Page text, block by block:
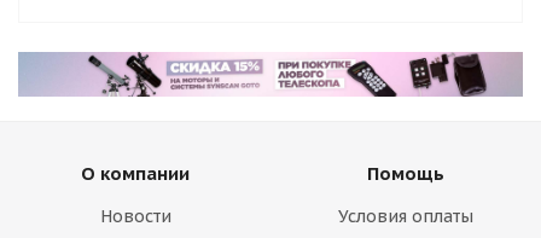
О компании
Новости
Помощь
Условия оплаты